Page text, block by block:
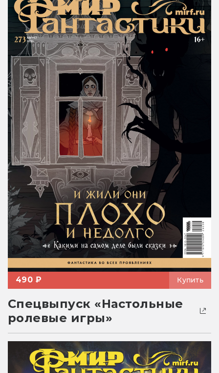
490 ₽ Купить
Спецвыпуск «Настольные
ролевые игры»